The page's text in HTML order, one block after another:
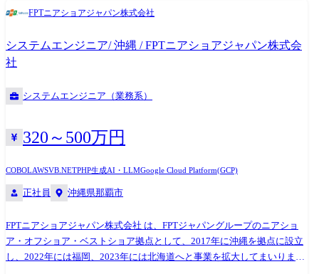
FPTニアショアジャパン株式会社
システムエンジニア/ 沖縄 / FPTニアショアジャパン株式会
社
システムエンジニア（業務系）
320～500万円
COBOLAWSVB.NETPHP生成AI・LLMGoogle Cloud Platform(GCP)
正社員 沖縄県那覇市
FPTニアショアジャパン株式会社 は、FPTジャパングループのニアショ
ア・オフショア・ベストショア拠点として、2017年に沖縄を拠点に設立
し、2022年には福岡、2023年には北海道へと事業を拡大してまいりまし